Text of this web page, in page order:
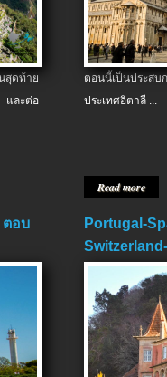
สุดท้าย
และต่อ
ตอนนี้เป็นประส
ประเทศอิตาลี ...
Read more
ตอบ
Portugal-